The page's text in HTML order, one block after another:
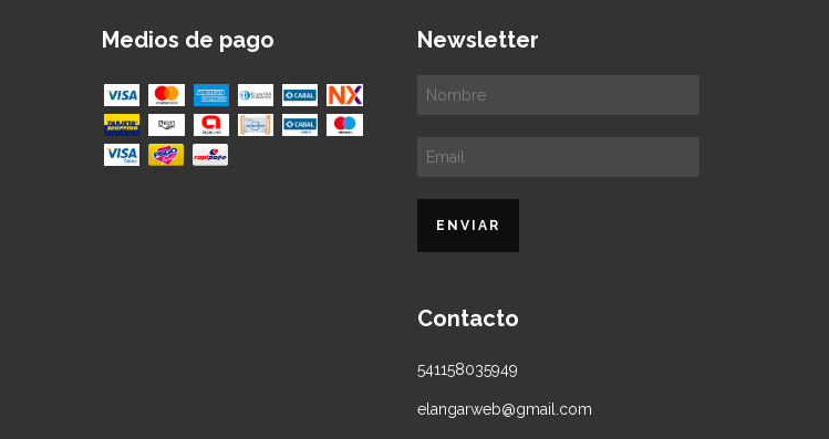
Medios de pago Newsletter
Contacto
541158035949
elangarweb@gmail.com